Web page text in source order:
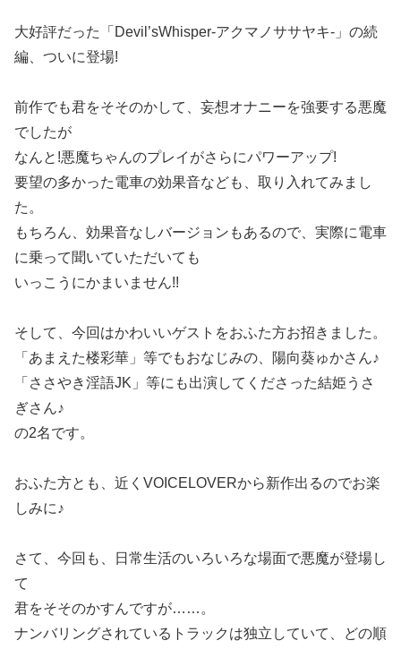
大好評だった「Devil’sWhisper-アクマノササヤキ-」の続
編、ついに登場!
前作でも君をそそのかして、妄想オナニーを強要する悪魔
でしたが
なんと!悪魔ちゃんのプレイがさらにパワーアップ!
要望の多かった電車の効果音なども、取り入れてみまし
た。
もちろん、効果音なしバージョンもあるので、実際に電車
に乗って聞いていただいても
いっこうにかまいません!!
そして、今回はかわいいゲストをおふた方お招きました。
「あまえた楼彩華」等でもおなじみの、陽向葵ゅかさん♪
「ささやき淫語JK」等にも出演してくださった結姫うさ
ぎさん♪
の2名です。
おふた方とも、近くVOICELOVERから新作出るのでお楽
しみに♪
さて、今回も、日常生活のいろいろな場面で悪魔が登場し
て
君をそそのかすんですが……。
ナンバリングされているトラックは独立していて、どの順